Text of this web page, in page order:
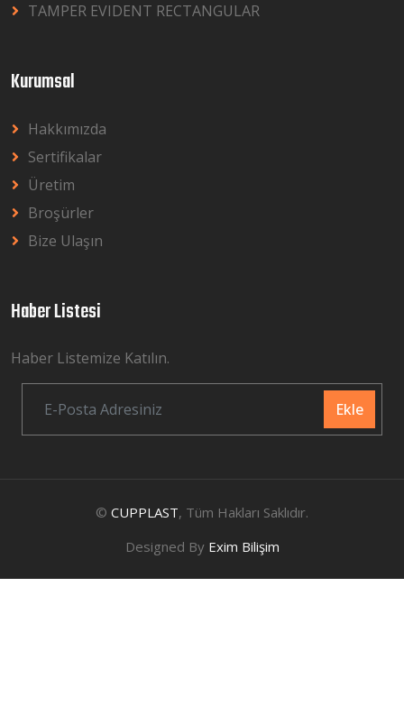
TAMPER EVIDENT RECTANGULAR
Kurumsal
Hakkımızda
Sertifikalar
Üretim
Broşürler
Bize Ulaşın
Haber Listesi
Haber Listemize Katılın.
Ekle
© CUPPLAST, Tüm Hakları Saklıdır.
Designed By Exim Bilişim